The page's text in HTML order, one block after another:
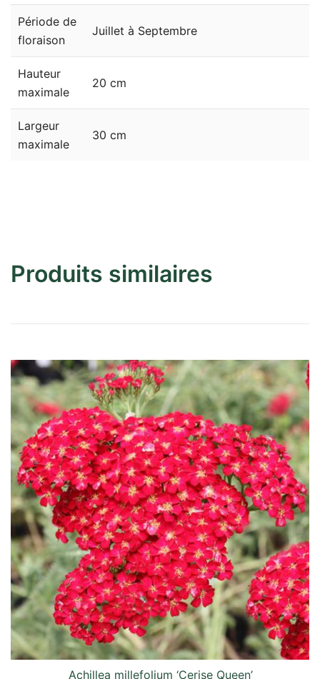
Période de
floraison
Juillet à Septembre
Hauteur
maximale
20 cm
Largeur
maximale
30 cm
Produits similaires
Achillea millefolium ‘Cerise Queen’